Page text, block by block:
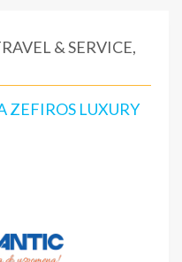
& SERVICE,
ZEFIROS LUXURY